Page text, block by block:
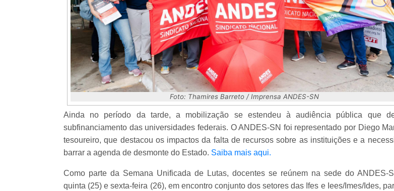
Foto: Thamires Barreto / Imprensa ANDES-SN
Ainda no período da tarde, a mobilização se estendeu à audiência pública que
subfinanciamento das universidades federais. O ANDES-SN foi representado por Diego
tesoureiro, que destacou os impactos da falta de recursos sobre as instituições e a
barrar a agenda de desmonte do Estado. Saiba mais aqui.
Como parte da Semana Unificada de Lutas, docentes se reúnem na sede do ANDES-
quinta (25) e sexta-feira (26), em encontro conjunto dos setores das Ifes e Iees/Imes/Ides,